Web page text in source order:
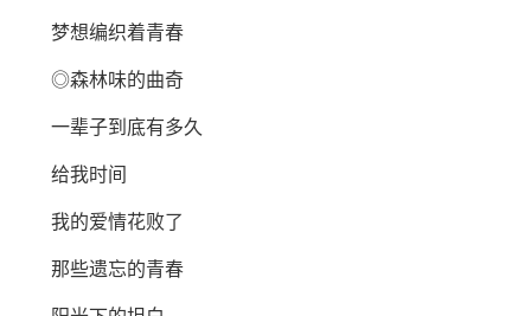
梦想编织着青春
◎森林味的曲奇
一辈子到底有多久
给我时间
我的爱情花败了
那些遗忘的青春